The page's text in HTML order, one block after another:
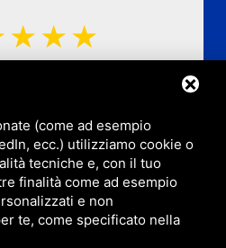
LE RECENSIONI
(come ad esempio
ecc.) utilizziamo cookie o
tecniche e, con il tuo
finalità come ad esempio
e non
te, come specificato nella